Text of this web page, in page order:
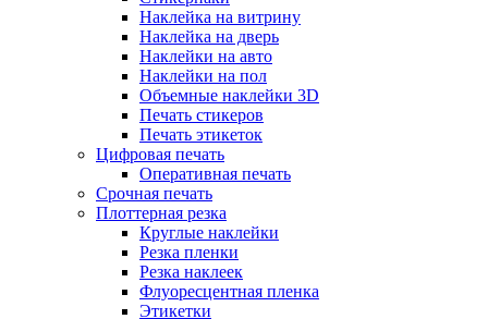
Наклейка на витрину
Наклейка на дверь
Наклейки на авто
Наклейки на пол
Объемные наклейки 3D
Печать стикеров
Печать этикеток
Цифровая печать
Оперативная печать
Срочная печать
Плоттерная резка
Круглые наклейки
Резка пленки
Резка наклеек
Флуоресцентная пленка
Этикетки